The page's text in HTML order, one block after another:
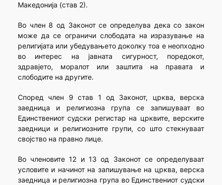
Македонија (став 2).
Во член 8 од Законот се определува дека со закон
може да се ограничи слободата на изразување на
религијата или убедувањето доколку тоа е неопходно
во интерес на јавната сигурност, поредокот,
здравјето, моралот или заштита на правата и
слободите на другите.
Според член 9 став 1 од Законот, црква, верска
заедница и религиозна група се запишуваат во
Единствениот судски регистар на црквите, верските
заедници и религиозните групи, со што стекнуваат
својство на правно лице.
Во членовите 12 и 13 од Законот се определуваат
условите и начинот на запишување на црква, верска
заедница и религиозна група во Единствениот судски